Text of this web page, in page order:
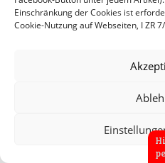
Einschränkung der Cookies ist
Cookie-Nutzung auf Webseiten, I ZR
Offener Brief→
Widerspruch an die
Am